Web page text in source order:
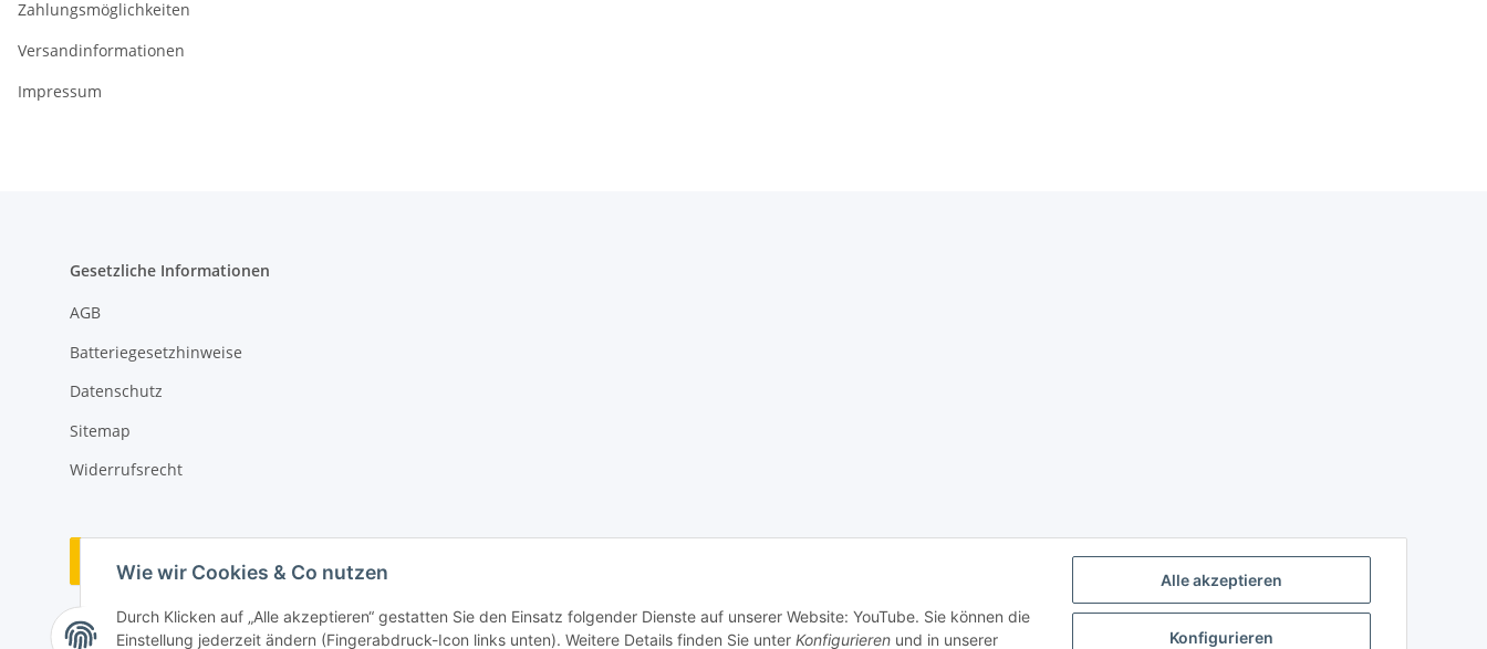
Alle akzeptieren
Konfigurieren
Wie wir Cookies & Co nutzen
Durch Klicken auf „Alle akzeptieren“ gestatten Sie den Einsatz folgender Dienste auf unserer Website: YouTube. Sie können die
Einstellung jederzeit ändern (Fingerabdruck-Icon links unten). Weitere Details finden Sie unter Konfigurieren und in unserer
Zahlungsmöglichkeiten
Versandinformationen
Impressum
Gesetzliche Informationen
AGB
Batteriegesetzhinweise
Datenschutz
Sitemap
Widerrufsrecht
Vertrag widerrufen